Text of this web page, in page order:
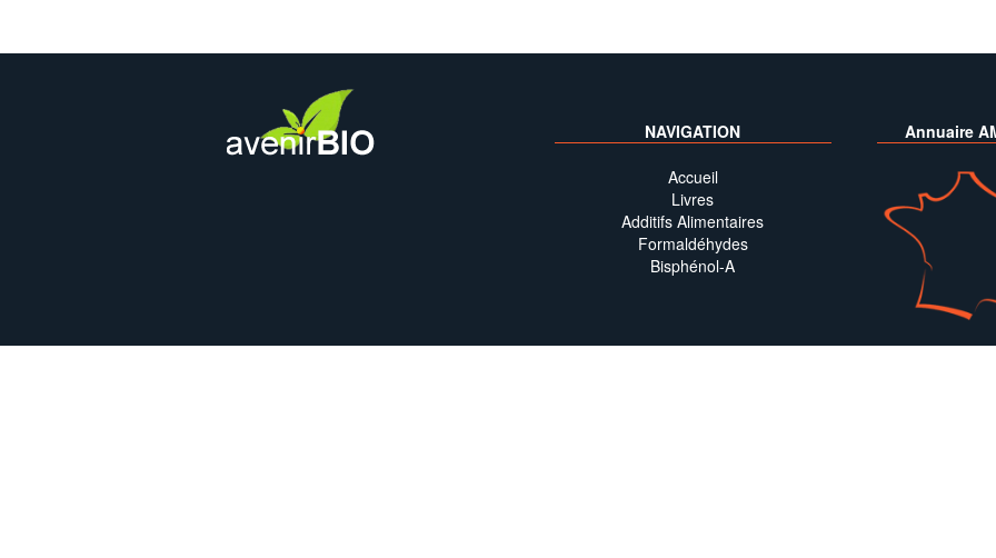
NAVIGATION
Accueil
Livres
Additifs Alimentaires
Formaldéhydes
Bisphénol-A
Annuaire